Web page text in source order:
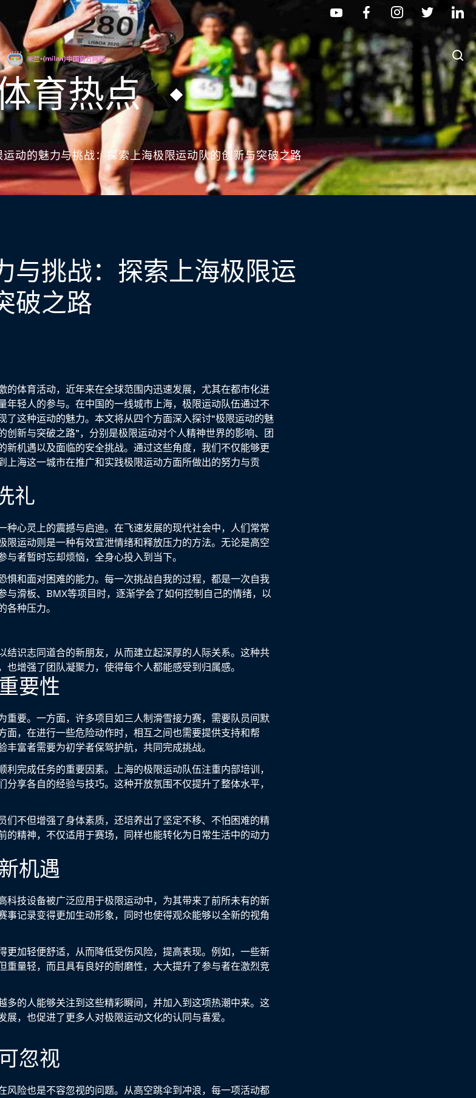
育热点
运动的魅力与挑战：探索上海极限运动队的创新与突破之路
与挑战：探索上海极限运
破之路
的体育活动，近年来在全球范围内迅速发展，尤其在都市化进
年轻人的参与。在中国的一线城市上海，极限运动队伍通过不
了这种运动的魅力。本文将从四个方面深入探讨“极限运动的魅
创新与突破之路”，分别是极限运动对个人精神世界的影响、团
新机遇以及面临的安全挑战。通过这些角度，我们不仅能够更
上海这一城市在推广和实践极限运动方面所做出的努力与贡
礼
种心灵上的震撼与启迪。在飞速发展的现代社会中，人们常常
限运动则是一种有效宣泄情绪和释放压力的方法。无论是高空
者暂时忘却烦恼，全身心投入到当下。
惧和面对困难的能力。每一次挑战自我的过程，都是一次自我
与滑板、BMX等项目时，逐渐学会了如何控制自己的情绪，以
种压力。
结识志同道合的新朋友，从而建立起深厚的人际关系。这种共
也增强了团队凝聚力，使得每个人都能感受到归属感。
要性
重要。一方面，许多项目如三人制滑雪接力赛，需要队员间默
面，在进行一些危险动作时，相互之间也需要提供支持和帮
富者需要为初学者保驾护航，共同完成挑战。
利完成任务的重要因素。上海的极限运动队伍注重内部培训，
享各自的经验与技巧。这种开放氛围不仅提升了整体水平，
们不但增强了身体素质，还培养出了坚定不移、不怕困难的精
的精神，不仅适用于赛场，同样也能转化为日常生活中的动力
机遇
科技设备被广泛应用于极限运动中，为其带来了前所未有的新
事记录变得更加生动形象，同时也使得观众能够以全新的视角
更加轻便舒适，从而降低受伤风险，提高表现。例如，一些新
重量轻，而且具有良好的耐磨性，大大提升了参与者在激烈竞
多的人能够关注到这些精彩瞬间，并加入到这项热潮中来。这
，也促进了更多人对极限运动文化的认同与喜爱。
忽视
风险也是不容忽视的问题。从高空跳伞到冲浪，每一项活动都